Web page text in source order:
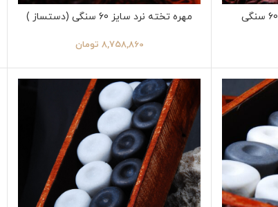
مهره تخته نرد خاص سایز 60 سنگی
مهره تخته نرد سایز 60 سنگی (دستساز )
8,758,860 تومان